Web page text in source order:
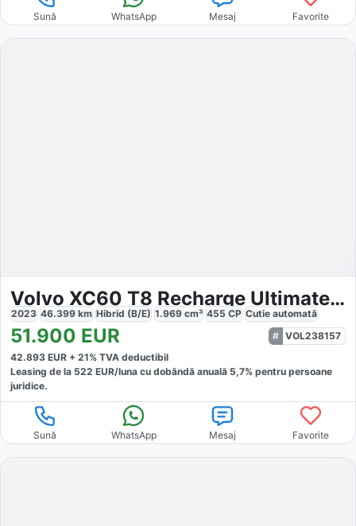
Sună WhatsApp Mesaj Favorite
Volvo XC60 T8 Recharge Ultimate Dark
2023 46.399 km Hibrid (B/E) 1.969 cm³ 455 CP Cutie automată
51.900 EUR
VOL238157
42.893 EUR + 21% TVA deductibil
Leasing de la 522 EUR/luna cu dobăndă anuală 5,7% pentru persoane
juridice.
Sună WhatsApp Mesaj Favorite